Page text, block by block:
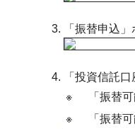
「振替申込
「投資信託
※
「振替
※
「振替